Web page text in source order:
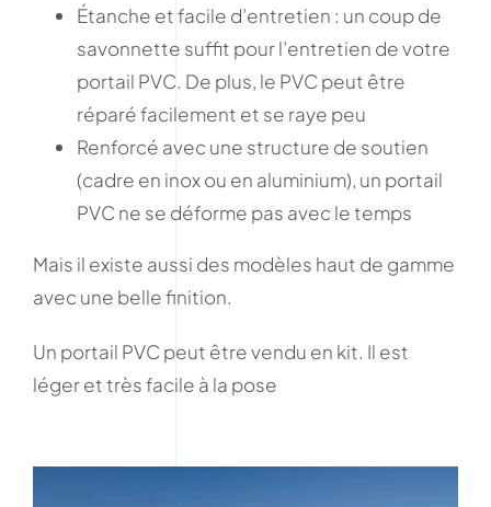
Étanche et facile d’entretien : un coup de
savonnette suffit pour l’entretien de votre
portail PVC. De plus, le PVC peut être
réparé facilement et se raye peu
Renforcé avec une structure de soutien
(cadre en inox ou en aluminium), un portail
PVC ne se déforme pas avec le temps
Mais il existe aussi des modèles haut de gamme
avec une belle finition.
Un portail PVC peut être vendu en kit. Il est
léger et très facile à la pose